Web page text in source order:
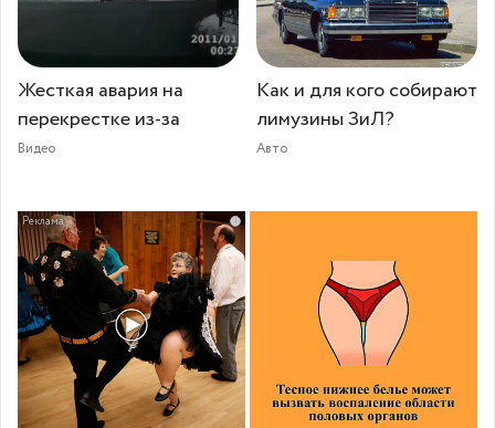
Жесткая авария на
перекрестке из-за
Видео
Как и для кого собирают
лимузины ЗиЛ?
Авто
i